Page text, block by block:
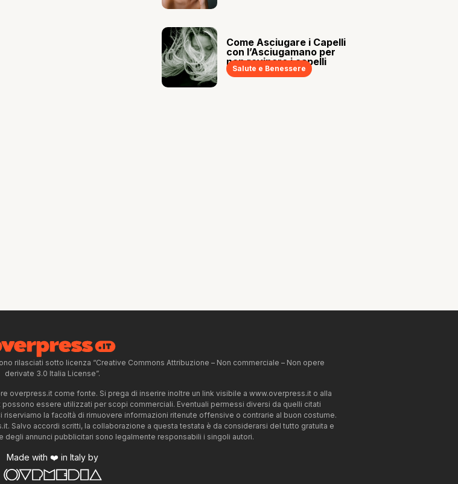
Come Asciugare i Capelli
con l’Asciugamano per
non rovinare i capelli
Salute e Benessere
rilasciati sotto licenza “Creative Commons Attribuzione – Non commerciale – Non opere
derivate 3.0 Italia License”.
overpress.it come fonte. Si prega di inserire inoltre un link visibile a www.overpress.it o alla
essere utilizzati per scopi commerciali. Eventuali permessi diversi da quelli citati
riserviamo la facoltà di rimuovere informazioni ritenute offensive o contrarie al buon costume.
. Salvo accordi scritti, la collaborazione a questa testata è da considerarsi del tutto gratuita e
degli annunci pubblicitari sono legalmente responsabili i singoli autori.
Made with ❤️ in Italy by